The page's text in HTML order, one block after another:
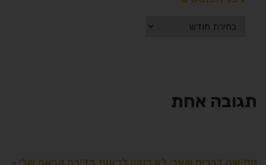
תגובה אחת
חמישה דברים שאני לא רוצה לראות בדירה הבאה שלי -